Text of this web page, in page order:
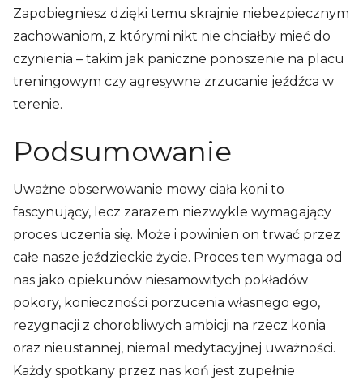
Zapobiegniesz dzięki temu skrajnie niebezpiecznym
zachowaniom, z którymi nikt nie chciałby mieć do
czynienia – takim jak paniczne ponoszenie na placu
treningowym czy agresywne zrzucanie jeźdźca w
terenie.
Podsumowanie
Uważne obserwowanie mowy ciała koni to
fascynujący, lecz zarazem niezwykle wymagający
proces uczenia się. Może i powinien on trwać przez
całe nasze jeździeckie życie. Proces ten wymaga od
nas jako opiekunów niesamowitych pokładów
pokory, konieczności porzucenia własnego ego,
rezygnacji z chorobliwych ambicji na rzecz konia
oraz nieustannej, niemal medytacyjnej uważności.
Każdy spotkany przez nas koń jest zupełnie